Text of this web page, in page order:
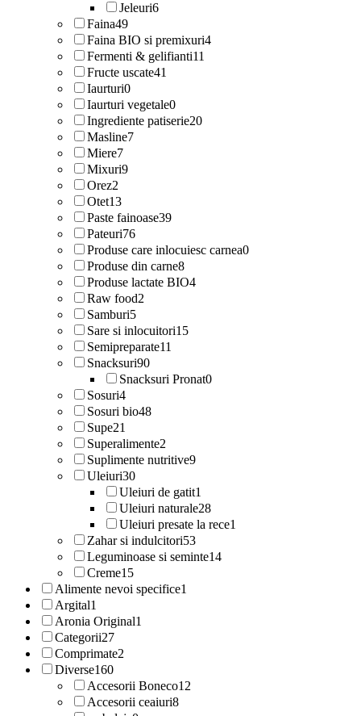
Jeleuri6
Faina49
Faina BIO si premixuri4
Fermenti & gelifianti11
Fructe uscate41
Iaurturi0
Iaurturi vegetale0
Ingrediente patiserie20
Masline7
Miere7
Mixuri9
Orez2
Otet13
Paste fainoase39
Pateuri76
Produse care inlocuiesc carnea0
Produse din carne8
Produse lactate BIO4
Raw food2
Samburi5
Sare si inlocuitori15
Semipreparate11
Snacksuri90
Snacksuri Pronat0
Sosuri4
Sosuri bio48
Supe21
Superalimente2
Suplimente nutritive9
Uleiuri30
Uleiuri de gatit1
Uleiuri naturale28
Uleiuri presate la rece1
Zahar si indulcitori53
Leguminoase si seminte14
Creme15
Alimente nevoi specifice1
Argital1
Aronia Original1
Categorii27
Comprimate2
Diverse160
Accesorii Boneco12
Accesorii ceaiuri8